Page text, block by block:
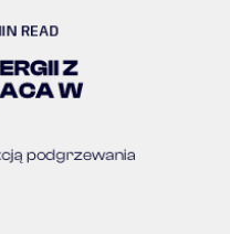
READ
Z
W
podgrzewania